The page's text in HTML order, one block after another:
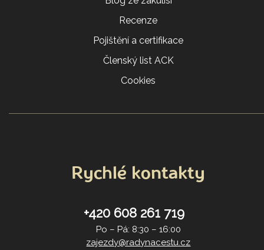
Recenze
Pojištění a certifikace
Členský list ACK
Cookies
Rychlé kontakty
+420 608 261 719
Po – Pá: 8:30 – 16:00
zajezdy@radynacestu.cz